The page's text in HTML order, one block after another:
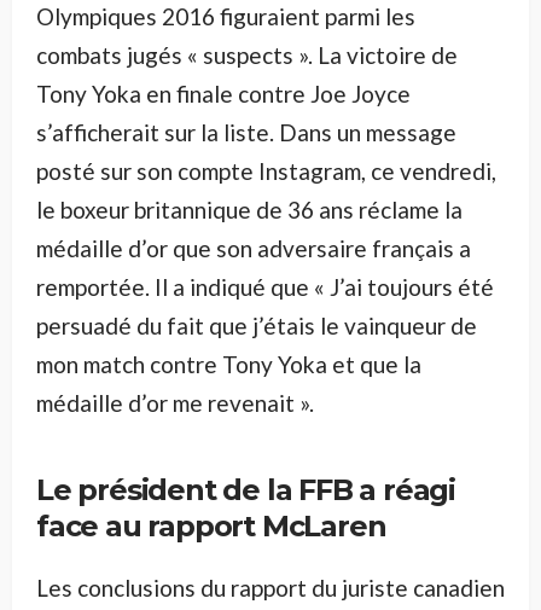
Olympiques 2016 figuraient parmi les
combats jugés « suspects ». La victoire de
Tony Yoka en finale contre Joe Joyce
s’afficherait sur la liste. Dans un message
posté sur son compte Instagram, ce vendredi,
le boxeur britannique de 36 ans réclame la
médaille d’or que son adversaire français a
remportée. Il a indiqué que « J’ai toujours été
persuadé du fait que j’étais le vainqueur de
mon match contre Tony Yoka et que la
médaille d’or me revenait ».
Le président de la FFB a réagi
face au rapport McLaren
Les conclusions du rapport du juriste canadien